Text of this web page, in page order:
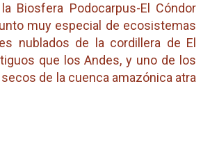
Biosfera Podocarpus-El Cóndor
muy especial de ecosistemas
nublados de la cordillera de El
que los Andes, y uno de los
de la cuenca amazónica atra